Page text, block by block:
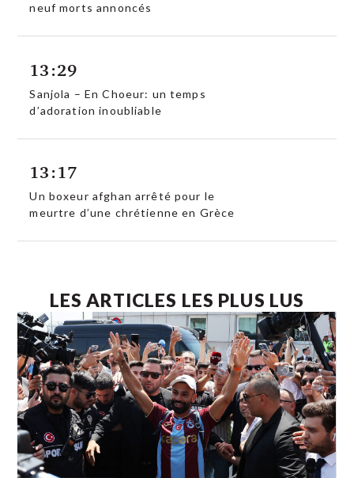
neuf morts annoncés
13:29
Sanjola – En Choeur: un temps
d’adoration inoubliable
13:17
Un boxeur afghan arrêté pour le
meurtre d’une chrétienne en Grèce
LES ARTICLES LES PLUS LUS